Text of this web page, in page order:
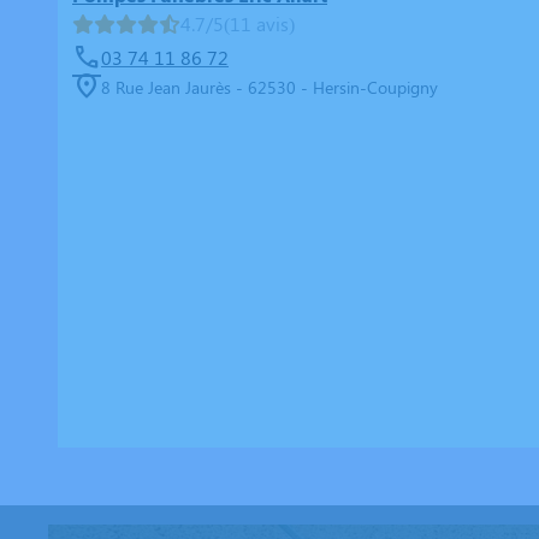
4.7/5(11 avis)
03 74 11 86 72
8 Rue Jean Jaurès - 62530 - Hersin-Coupigny